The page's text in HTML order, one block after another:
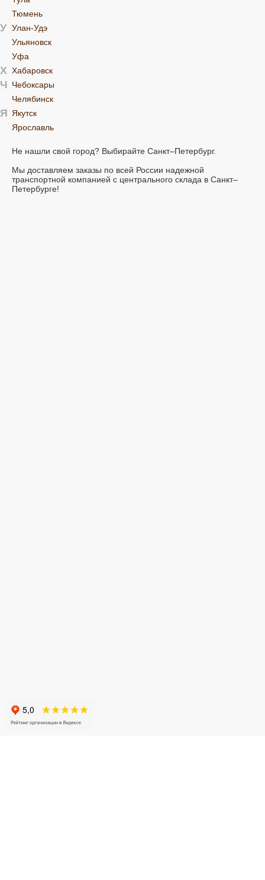
Тюмень
У Улан-Удэ
Ульяновск
Уфа
Х Хабаровск
Ч Чебоксары
Челябинск
Я Якутск
Ярославль
Не нашли свой город? Выбирайте Санкт–Петербург.
Мы доставляем заказы по всей России надежной
транспортной компанией с центрального склада в Санкт–
Петербурге!